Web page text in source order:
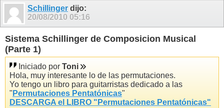
Schillinger dijo:
20/08/2010 05:16
Sistema Schillinger de Composicion Musical
(Parte 1)
Iniciado por Toni
Hola, muy interesante lo de las permutaciones.
Yo tengo un libro para guitarristas dedicado a las
" Permutaciones Pentatónicas"
DESCARGA el LIBRO "Permutaciones Pentatónicas"